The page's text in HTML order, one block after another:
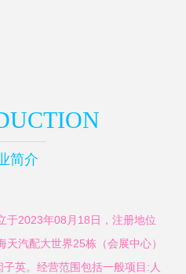
简介
于2023年08月18日，注册地位
汽配大世界25栋（会展中心）
英。经营范围包括一般项目:人